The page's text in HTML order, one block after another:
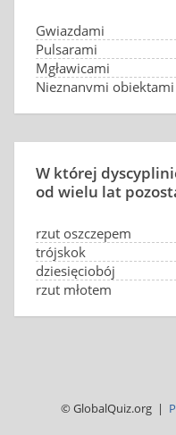
Gwiazdami
Pulsarami
Mgławicami
Nieznanymi obiektami
W której
od wielu lat
rzut oszczepem
trójskok
dziesięciobój
rzut młotem
© GlobalQuiz.org |